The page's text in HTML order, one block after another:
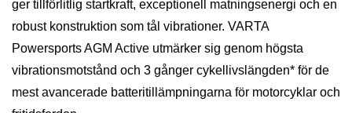
ger tillförlitlig startkraft, exceptionell matningsenergi och en
robust konstruktion som tål vibrationer. VARTA
Powersports AGM Active utmärker sig genom högsta
vibrationsmotstånd och 3 gånger cykellivslängden* för de
mest avancerade batteritillämpningarna för motorcyklar och